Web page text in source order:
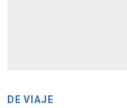
DE VIAJE